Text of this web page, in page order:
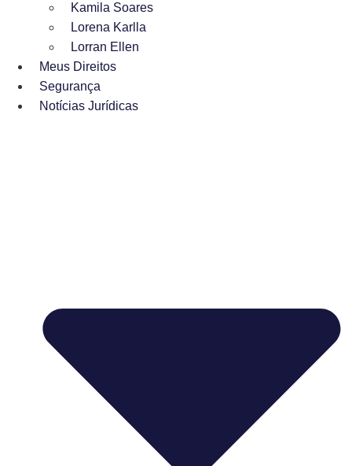
Kamila Soares
Lorena Karlla
Lorran Ellen
Meus Direitos
Segurança
Notícias Jurídicas